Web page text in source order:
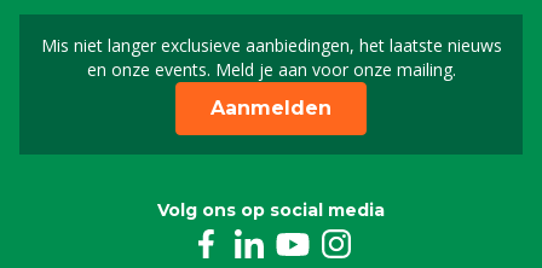
Mis niet langer exclusieve aanbiedingen, het laatste nieuws
en onze events. Meld je aan voor onze mailing.
Schrijf je in voor onze
Aanmelden
Volg ons op social media